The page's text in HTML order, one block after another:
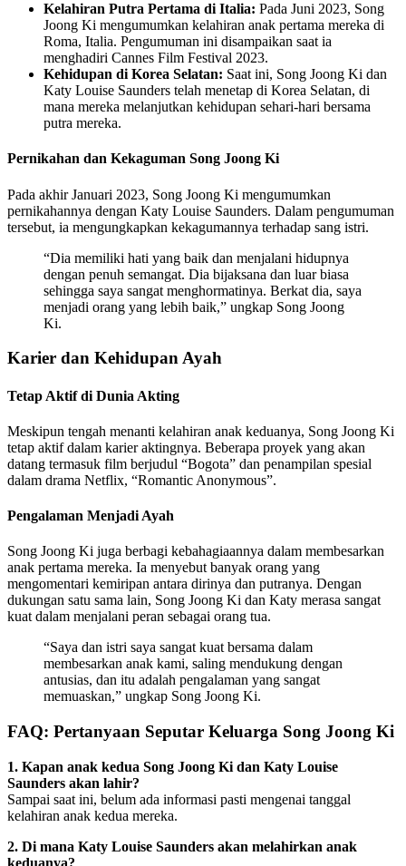
Kelahiran Putra Pertama di Italia: Pada Juni 2023, Song
Joong Ki mengumumkan kelahiran anak pertama mereka di
Roma, Italia. Pengumuman ini disampaikan saat ia
menghadiri Cannes Film Festival 2023.
Kehidupan di Korea Selatan: Saat ini, Song Joong Ki dan
Katy Louise Saunders telah menetap di Korea Selatan, di
mana mereka melanjutkan kehidupan sehari-hari bersama
putra mereka.
Pernikahan dan Kekaguman Song Joong Ki
Pada akhir Januari 2023, Song Joong Ki mengumumkan
pernikahannya dengan Katy Louise Saunders. Dalam pengumuman
tersebut, ia mengungkapkan kekagumannya terhadap sang istri.
“Dia memiliki hati yang baik dan menjalani hidupnya
dengan penuh semangat. Dia bijaksana dan luar biasa
sehingga saya sangat menghormatinya. Berkat dia, saya
menjadi orang yang lebih baik,” ungkap Song Joong
Ki.
Karier dan Kehidupan Ayah
Tetap Aktif di Dunia Akting
Meskipun tengah menanti kelahiran anak keduanya, Song Joong Ki
tetap aktif dalam karier aktingnya. Beberapa proyek yang akan
datang termasuk film berjudul “Bogota” dan penampilan spesial
dalam drama Netflix, “Romantic Anonymous”.
Pengalaman Menjadi Ayah
Song Joong Ki juga berbagi kebahagiaannya dalam membesarkan
anak pertama mereka. Ia menyebut banyak orang yang
mengomentari kemiripan antara dirinya dan putranya. Dengan
dukungan satu sama lain, Song Joong Ki dan Katy merasa sangat
kuat dalam menjalani peran sebagai orang tua.
“Saya dan istri saya sangat kuat bersama dalam
membesarkan anak kami, saling mendukung dengan
antusias, dan itu adalah pengalaman yang sangat
memuaskan,” ungkap Song Joong Ki.
FAQ: Pertanyaan Seputar Keluarga Song Joong Ki
1. Kapan anak kedua Song Joong Ki dan Katy Louise
Saunders akan lahir?
Sampai saat ini, belum ada informasi pasti mengenai tanggal
kelahiran anak kedua mereka.
2. Di mana Katy Louise Saunders akan melahirkan anak
keduanya?